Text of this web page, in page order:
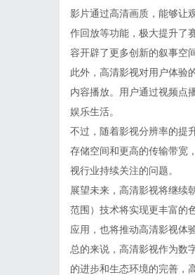
影片通过高清画质，能够让
作回放等功能，极大提升了
容开辟了更多创新的叙事空间
此外，高清影视对用户体验
内容播放。用户通过视频点
娱乐生活。
不过，随着影视分辨率的提
存储空间和更高的传输带宽
视行业持续关注的问题。
展望未来，高清影视将继续
范围）技术将实现更丰富的
应用，也将推动高清影视体
总的来说，高清影视作为数
的进步和生态环境的完善，